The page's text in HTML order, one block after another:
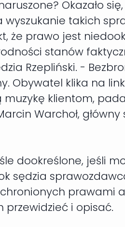
Okazało
takich
że prawo jest
stanów
Rzepliński. -
Obywatel klika na
muzykę klientom,
Warchoł,
dookreślone, jeśli
sędzia
prawami
przewidzieć i opisać.